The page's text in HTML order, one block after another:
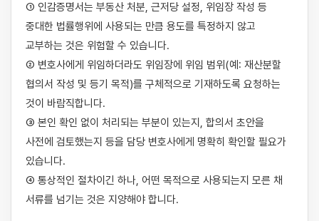
① 인감증명서는 부동산 처분, 근저당 설정, 위임장 작성 등
중대한 법률행위에 사용되는 만큼 용도를 특정하지 않고
교부하는 것은 위험할 수 있습니다.
② 변호사에게 위임하더라도 위임장에 위임 범위(예: 재산분할
협의서 작성 및 등기 목적)를 구체적으로 기재하도록 요청하는
것이 바람직합니다.
③ 본인 확인 없이 처리되는 부분이 있는지, 합의서 초안을
사전에 검토했는지 등을 담당 변호사에게 명확히 확인할 필요가
있습니다.
④ 통상적인 절차이긴 하나, 어떤 목적으로 사용되는지 모른 채
서류를 넘기는 것은 지양해야 합니다.